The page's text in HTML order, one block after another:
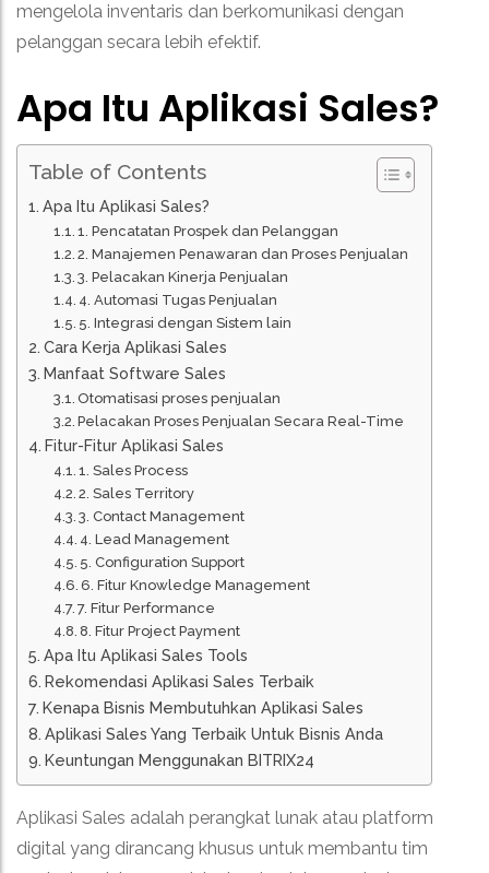
mengelola inventaris dan berkomunikasi dengan
pelanggan secara lebih efektif.
Apa Itu Aplikasi Sales?
Table of Contents
Apa Itu Aplikasi Sales?
1. Pencatatan Prospek dan Pelanggan
2. Manajemen Penawaran dan Proses Penjualan
3. Pelacakan Kinerja Penjualan
4. Automasi Tugas Penjualan
5. Integrasi dengan Sistem lain
Cara Kerja Aplikasi Sales
Manfaat Software Sales
Otomatisasi proses penjualan
Pelacakan Proses Penjualan Secara Real-Time
Fitur-Fitur Aplikasi Sales
1. Sales Process
2. Sales Territory
3. Contact Management
4. Lead Management
5. Configuration Support
6. Fitur Knowledge Management
7. Fitur Performance
8. Fitur Project Payment
Apa Itu Aplikasi Sales Tools
Rekomendasi Aplikasi Sales Terbaik
Kenapa Bisnis Membutuhkan Aplikasi Sales
Aplikasi Sales Yang Terbaik Untuk Bisnis Anda
Keuntungan Menggunakan BITRIX24
Aplikasi Sales adalah perangkat lunak atau platform
digital yang dirancang khusus untuk membantu tim